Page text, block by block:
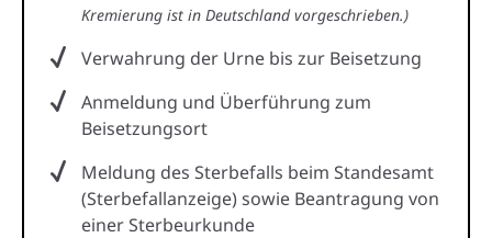
Kremierung ist in Deutschland vorgeschrieben.)
Verwahrung der Urne bis zur Beisetzung
Anmeldung und Überführung zum
Beisetzungsort
Meldung des Sterbefalls beim Standesamt
(Sterbefallanzeige) sowie Beantragung von
einer Sterbeurkunde